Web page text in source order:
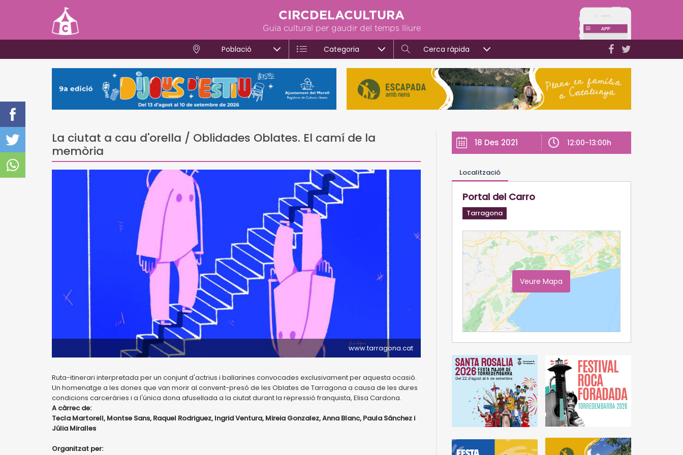
CIRCDELACULTURA
Guia cultural per gaudir del temps lliure
Població Categoria Cerca ràpida
La ciutat a cau d'orella / Oblidades Oblates. El camí de la
memòria
www.tarragona.cat
Ruta-itinerari interpretada per un conjunt d'actrius i ballarines convocades exclusivament per aquesta ocasió.
Un homenatge a les dones que van morir al convent-presó de les Oblates de Tarragona a causa de les dures
condicions carceràries i a l'única dona afusellada a la ciutat durant la repressió franquista, Elisa Cardona.
A càrrec de:
Tecla Martorell, Montse Sans, Raquel Rodriguez, Ingrid Ventura, Mireia Gonzalez, Anna Blanc, Paula Sánchez i
Júlia Miralles
Organitzat per:
18 Des 2021 12:00-13:00h
Localització
Portal del Carro
Tarragona
Veure Mapa